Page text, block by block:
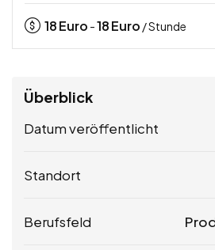
18Euro -18Euro / Stunde
Überblick
Datum veröffentlicht
Standort
Berufsfeld